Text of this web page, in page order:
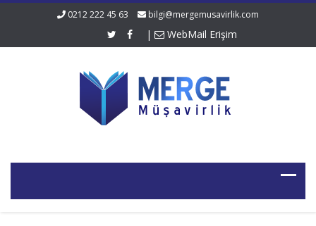
0212 222 45 63 bilgi@mergemusavirlik.com
| WebMail Erişim